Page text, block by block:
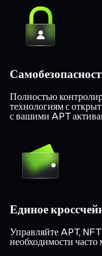
Полностью
технологиям с
с вашими APT
Единое
Управляйте APT,
необходимости